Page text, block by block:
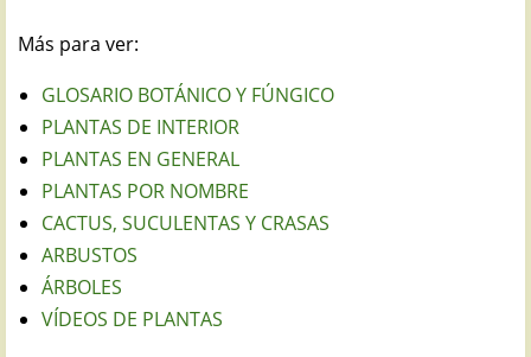
Más para ver:
GLOSARIO BOTÁNICO Y FÚNGICO
PLANTAS DE INTERIOR
PLANTAS EN GENERAL
PLANTAS POR NOMBRE
CACTUS, SUCULENTAS Y CRASAS
ARBUSTOS
ÁRBOLES
VÍDEOS DE PLANTAS